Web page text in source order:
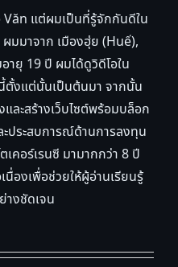
แต่ผมเป็นที่รู้จักกันดีใน
มมาจาก เมืองฮุ่ย (Huế),
ายุ 19 ปี ผมได้ดูวิดีโอใน
ตั้งแต่นั้นเป็นต้นมา จากนั้น
ละสร้างเว็บไซต์พร้อมบล็อก
ประสบการณ์ด้านการลงทุน
คอร์เรนซี มามากกว่า 8 ปี
องเพื่อช่วยให้ผู้อ่านเรียนรู้
างชัดเจน